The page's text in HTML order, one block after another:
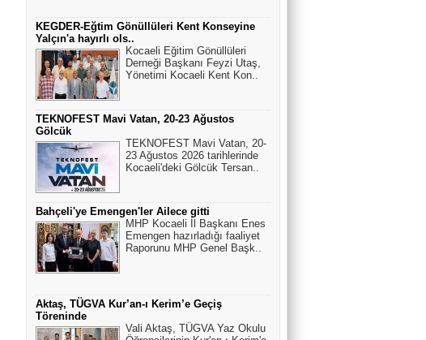
KEGDER-Eğtim Gönüllüleri Kent Konseyine
Yalçın'a hayırlı ols..
Kocaeli Eğitim Gönüllüleri
Derneği Başkanı Feyzi Utaş,
Yönetimi Kocaeli Kent Kon..
TEKNOFEST Mavi Vatan, 20-23 Ağustos
Gölcük
TEKNOFEST Mavi Vatan, 20-
23 Ağustos 2026 tarihlerinde
Kocaeli'deki Gölcük Tersan..
Bahçeli'ye Emengen'ler Ailece gitti
MHP Kocaeli İl Başkanı Enes
Emengen hazırladığı faaliyet
Raporunu MHP Genel Başk..
Aktaş, TÜGVA Kur’an-ı Kerim’e Geçiş
Töreninde
Vali Aktaş, TÜGVA Yaz Okulu